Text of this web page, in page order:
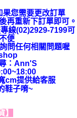
果您需要更改訂單
再重新下訂單即可。
線(02)2929-7199可
便
問任何相關問題喔
：Ann'S
cm提供給客服
鞋子唷~
】